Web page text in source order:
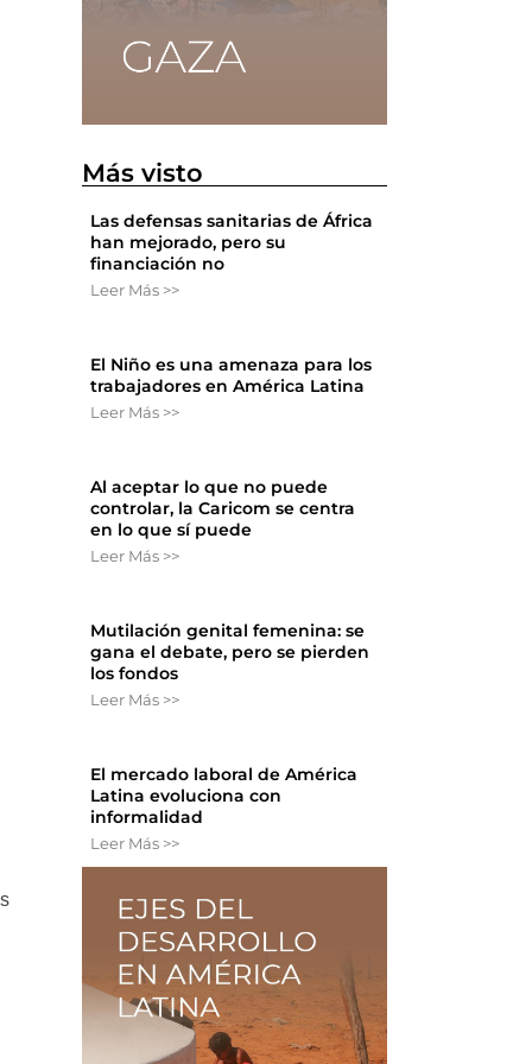
Más visto
Las defensas sanitarias de África
han mejorado, pero su
financiación no
Leer Más >>
El Niño es una amenaza para los
trabajadores en América Latina
Leer Más >>
Al aceptar lo que no puede
controlar, la Caricom se centra
en lo que sí puede
Leer Más >>
Mutilación genital femenina: se
gana el debate, pero se pierden
los fondos
Leer Más >>
El mercado laboral de América
Latina evoluciona con
informalidad
Leer Más >>